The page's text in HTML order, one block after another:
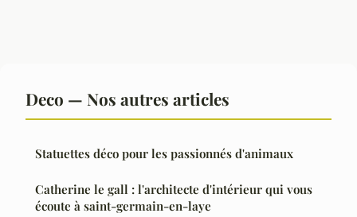
Deco — Nos autres articles
Statuettes déco pour les passionnés d'animaux
Catherine le gall : l'architecte d'intérieur qui vous
écoute à saint-germain-en-laye